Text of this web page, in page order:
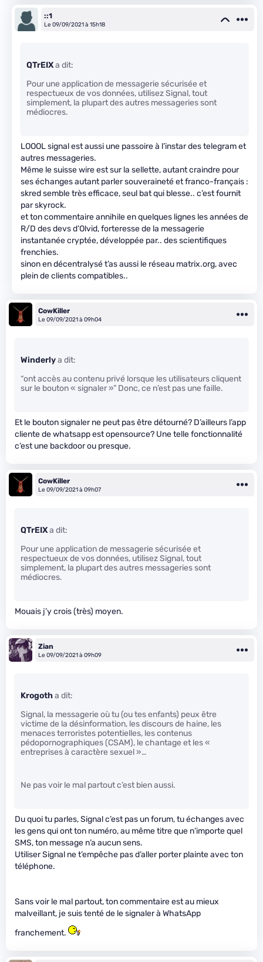
::1
Le 09/09/2021 à 15h18
QTrEIXa dit:
Pour une application de messagerie sécurisée et
respectueux de vos données, utilisez Signal, tout
simplement, la plupart des autres messageries sont
médiocres.
LOOOL signal est aussi une passoire à l’instar des telegram et
autres messageries.
Même le suisse wire est sur la sellette, autant craindre pour
ses échanges autant parler souveraineté et franco-français :
skred semble très efficace, seul bat qui blesse.. c’est fournit
par skyrock.
et ton commentaire annihile en quelques lignes les années de
R/D des devs d’Olvid, forteresse de la messagerie
instantanée cryptée, développée par.. des scientifiques
frenchies.
sinon en décentralysé t’as aussi le réseau matrix.org, avec
plein de clients compatibles..
CowKiller
Le 09/09/2021 à 09h04
Winderlya dit:
“ont accès au contenu privé lorsque les utilisateurs cliquent
sur le bouton « signaler »” Donc, ce n’est pas une faille.
Et le bouton signaler ne peut pas être détourné? D’ailleurs l’app
cliente de whatsapp est opensource? Une telle fonctionnalité
c’est une backdoor ou presque.
CowKiller
Le 09/09/2021 à 09h07
QTrEIXa dit:
Pour une application de messagerie sécurisée et
respectueux de vos données, utilisez Signal, tout
simplement, la plupart des autres messageries sont
médiocres.
Mouais j’y crois (très) moyen.
Zian
Le 09/09/2021 à 09h09
Krogotha dit:
Signal, la messagerie où tu (ou tes enfants) peux être
victime de la désinformation, les discours de haine, les
menaces terroristes potentielles, les contenus
pédopornographiques (CSAM), le chantage et les «
entreprises à caractère sexuel »…
Ne pas voir le mal partout c’est bien aussi.
Du quoi tu parles, Signal c’est pas un forum, tu échanges avec
les gens qui ont ton numéro, au même titre que n’importe quel
SMS, ton message n’a aucun sens.
Utiliser Signal ne t’empêche pas d’aller porter plainte avec ton
téléphone.
Sans voir le mal partout, ton commentaire est au mieux
malveillant, je suis tenté de le signaler à WhatsApp
franchement.